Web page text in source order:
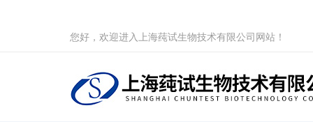
您好，欢迎进入上海莼试生物技术有限公司网站！